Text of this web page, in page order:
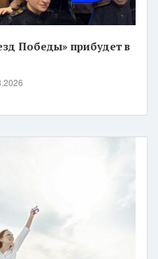
Победы» прибудет в